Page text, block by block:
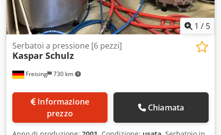
1 / 5
Freising 730 km
Serbatoi a pressione [6 pezzi]
Kaspar Schulz
prezzo
Chiamata